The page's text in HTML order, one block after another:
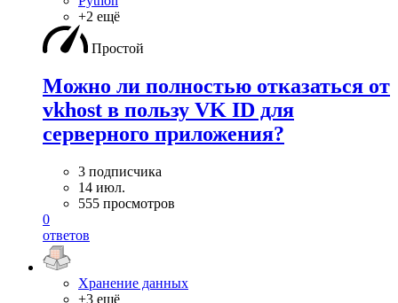
+2 ещё
Простой
Можно ли полностью отказаться от
vkhost в пользу VK ID для
серверного приложения?
3 подписчика
14 июл.
555 просмотров
0
ответов
Хранение данных
+3 ещё